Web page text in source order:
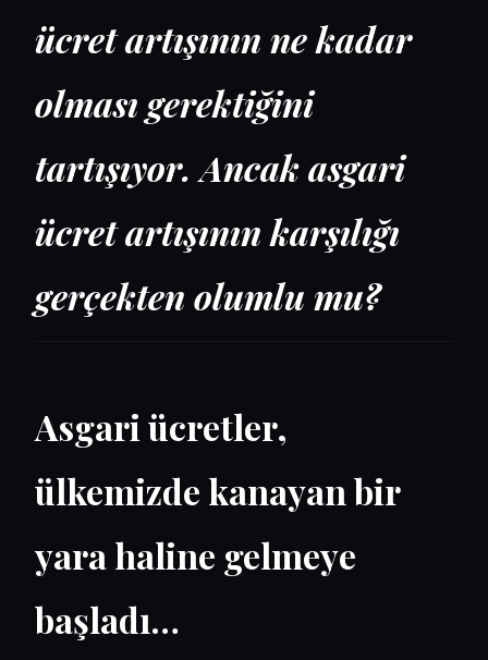
ücret artışının ne kadar
olması gerektiğini
tartışıyor. Ancak asgari
ücret artışının karşılığı
gerçekten olumlu mu?
Asgari ücretler,
ülkemizde kanayan bir
yara haline gelmeye
başladı…